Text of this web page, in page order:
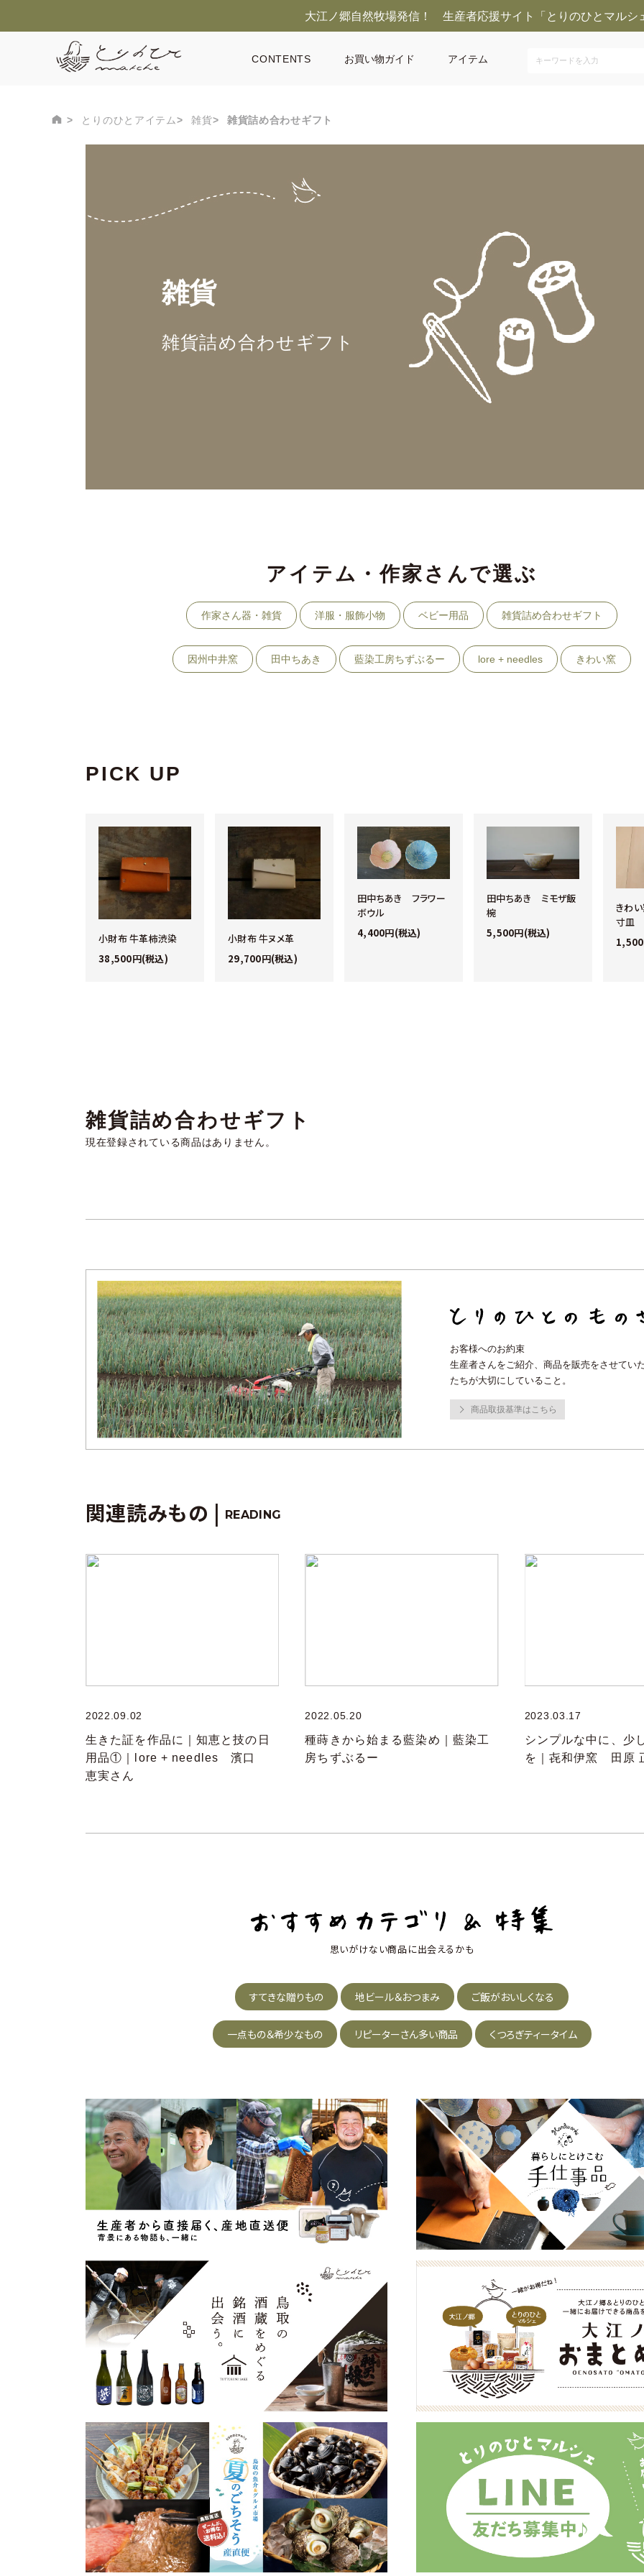
大江ノ郷自然牧場発信！ 生産者応援サイト「とりのひとマルシ
CONTENTS お買い物ガイド アイテム
とりのひとアイテム 雑貨 雑貨詰め合わせギフト
雑貨
雑貨詰め合わせギフト
アイテム・作家さんで選ぶ
作家さん器・雑貨 洋服・服飾小物 ベビー用品 雑貨詰め合わせギフト
因州中井窯 田中ちあき 藍染工房ちずぶるー lore + needles きわい窯
PICK UP
小財布 牛革柿渋染
38,500円(税込)
小財布 牛ヌメ革
29,700円(税込)
田中ちあき フラワー
ボウル
4,400円(税込)
田中ちあき ミモザ飯
椀
5,500円(税込)
きわ
寸皿
雑貨詰め合わせギフト
現在登録されている商品はありません。
お客様へのお約束
生産者さんをご紹介、商品を販売をさせてい
たちが大切にしていること。
商品取扱基準はこちら
関連読みもの | READING
2022.09.02
生きた証を作品に｜知恵と技の日
用品①｜lore + needles 濱口
恵実さん
2022.05.20
種蒔きから始まる藍染め｜藍染工
房ちずぶるー
2023.03.17
シンプルな中に、少
を｜㐂和伊窯 田原
思いがけない商品に出会えるかも
すてきな贈りもの 地ビール＆おつまみ ご飯がおいしくなる
一点もの＆希少なもの リピーターさん多い商品 くつろぎティータイム